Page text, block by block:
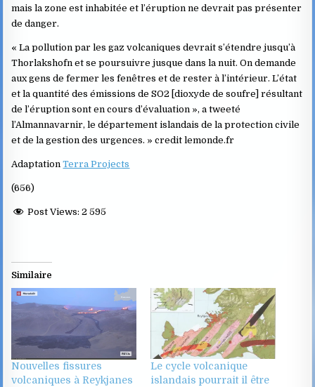
mais la zone est inhabitée et l’éruption ne devrait pas présenter
de danger.
« La pollution par les gaz volcaniques devrait s’étendre jusqu’à
Thorlakshofn et se poursuivre jusque dans la nuit. On demande
aux gens de fermer les fenêtres et de rester à l’intérieur. L’état
et la quantité des émissions de SO2 [dioxyde de soufre] résultant
de l’éruption sont en cours d’évaluation », a tweeté
l’Almannavarnir, le département islandais de la protection civile
et de la gestion des urgences. » credit lemonde.fr
AdaptationTerra Projects
(656)
Post Views: 2 595
Similaire
Nouvelles fissures
volcaniques à Reykjanes
Le cycle volcanique
islandais pourrait il être